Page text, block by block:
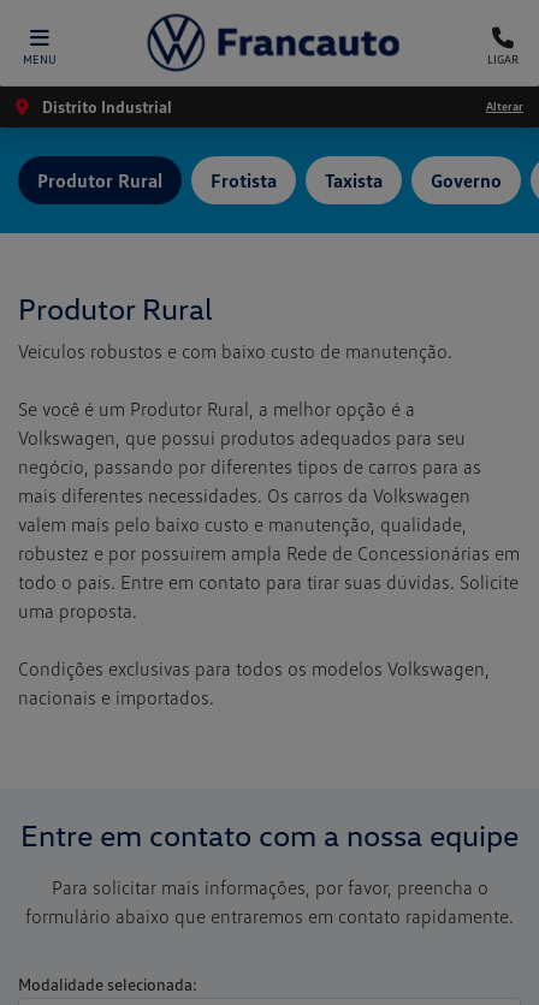
MENU LIGAR
Distrito Industrial Alterar
Frotista Taxista Governo
Produtor Rural
Produtor Rural
Veículos robustos e com baixo custo de manutenção.
Se você é um Produtor Rural, a melhor opção é a
Volkswagen, que possui produtos adequados para seu
negócio, passando por diferentes tipos de carros para as
mais diferentes necessidades. Os carros da Volkswagen
valem mais pelo baixo custo e manutenção, qualidade,
robustez e por possuírem ampla Rede de Concessionárias em
todo o país. Entre em contato para tirar suas dúvidas. Solicite
uma proposta.
Condições exclusivas para todos os modelos Volkswagen,
nacionais e importados.
Entre em contato com a nossa equipe
Para solicitar mais informações, por favor, preencha o
formulário abaixo que entraremos em contato rapidamente.
Modalidade selecionada: